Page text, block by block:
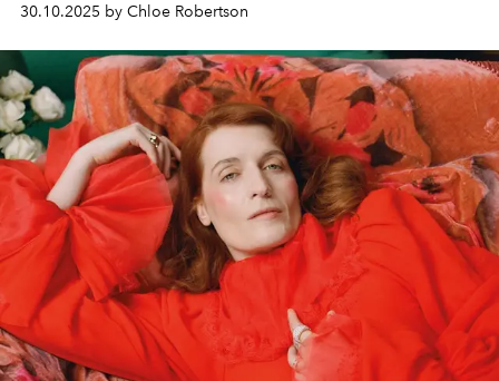
30.10.2025 by Chloe Robertson